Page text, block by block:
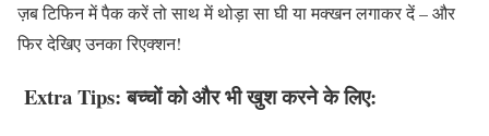
ज़ब टिफिन में पैक करें तो साथ में थोड़ा सा घी या मक्खन लगाकर दें – और
फिर देखिए उनका रिएक्शन!
Extra Tips: बच्चों को और भी खुश करने के लिए: